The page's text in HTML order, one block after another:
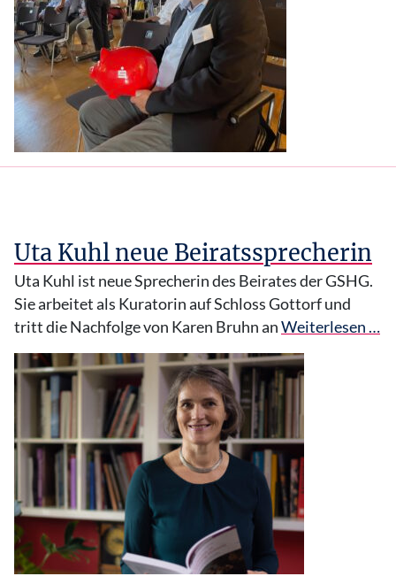
Uta Kuhl neue Beiratssprecherin
Uta Kuhl ist neue Sprecherin des Beirates der GSHG.
Sie arbeitet als Kuratorin auf Schloss Gottorf und
tritt die Nachfolge von Karen Bruhn anWeiterlesen …